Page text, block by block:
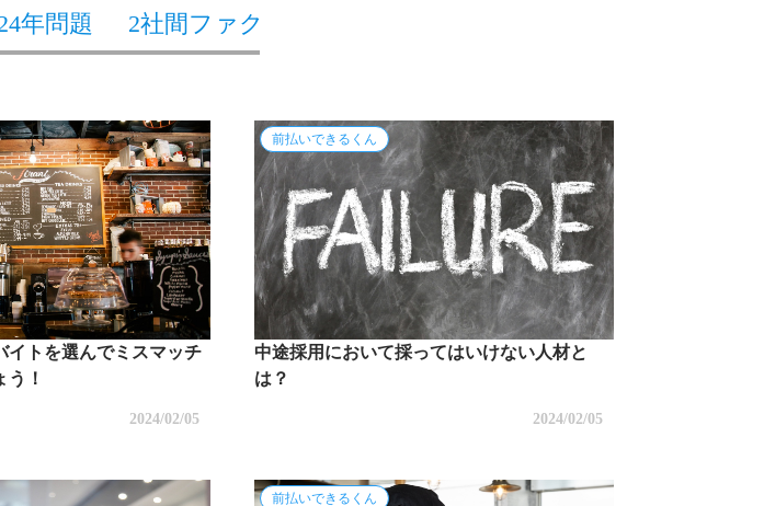
年問題 2社間ファクタリング
イトを選んでミスマッチ
う！
2024/02/05
前払いできるくん
中途採用において採ってはいけない人材と
は？
2024/02/05
前払いできるくん